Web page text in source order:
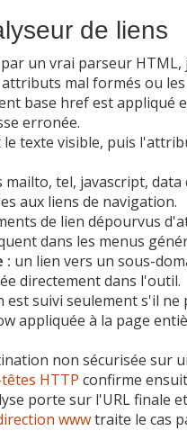
de liens
un vrai parseur
mal formés ou
base href est appliqué
erronée.
texte visible, puis
mailto, tel, javascript,
aux liens de navigation.
de lien dépourvus
dans les menus
: un lien vers un sous-
directement dans l'outil.
est suivi seulement s'il
appliquée à la page
non sécurisée sur
HTTP confirme
porte sur l'URL finale
wwwtraite le cas